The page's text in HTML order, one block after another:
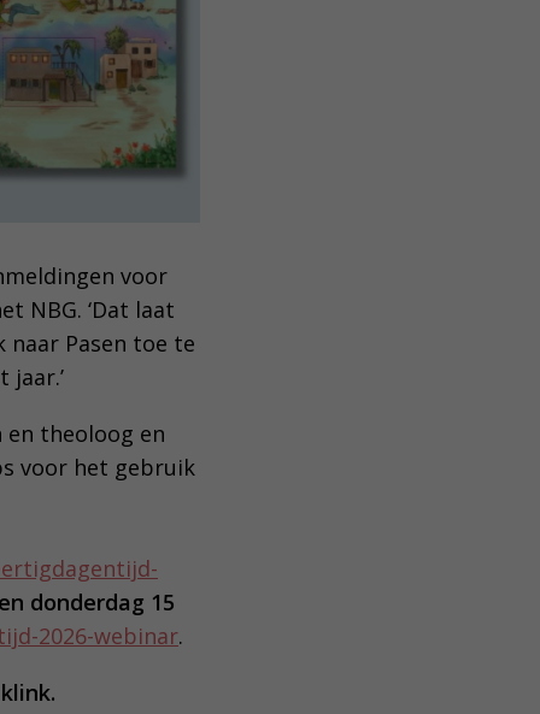
voor
NBG. ‘Dat laat
Pasen toe te
jaar.’
theoloog en
voor het gebruik
donderdag 15
2026-webinar.